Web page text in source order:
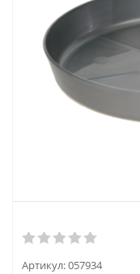
zakaz@topcvetok.ru
Артикул:057934